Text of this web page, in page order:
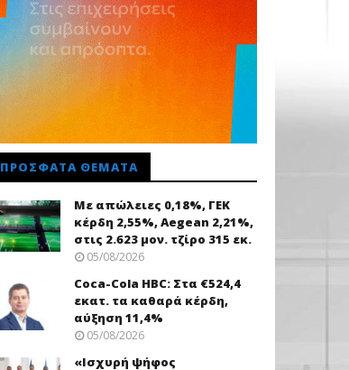
ΠΡΌΣΦΑΤΑ ΘΈΜΑΤΑ
Με απώλειες 0,18%, ΓΕΚ
κέρδη 2,55%, Aegean 2,21%,
στις 2.623 μον. τζίρο 315 εκ.
05/08/2026
Coca-Cola HBC: Στα €524,4
εκατ. τα καθαρά κέρδη,
αύξηση 11,4%
05/08/2026
«Ισχυρή ψήφος